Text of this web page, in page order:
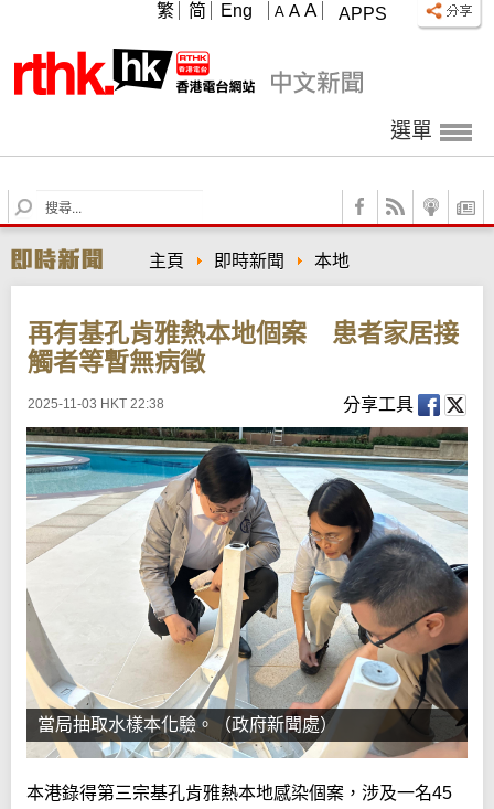
APPS
A A A
繁 简 Eng
選單
S
e
r
c
主頁 即時新聞 本地
再有基孔肯雅熱本地個案 患者家居接
觸者等暫無病徵
2025-11-03 HKT 22:38 分享工具
當局抽取水樣本化驗。（政府新聞處）
本港錄得第三宗基孔肯雅熱本地感染個案，涉及一名45